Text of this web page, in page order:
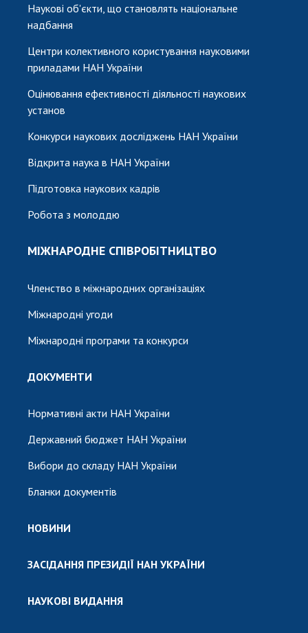
Наукові об'єкти, що становлять національне
надбання
Центри колективного користування науковими
приладами НАН України
Оцінювання ефективності діяльності наукових
установ
Конкурси наукових досліджень НАН України
Відкрита наука в НАН України
Підготовка наукових кадрів
Робота з молоддю
МІЖНАРОДНЕ СПІВРОБІТНИЦТВО
Членство в міжнародних організаціях
Міжнародні угоди
Міжнародні програми та конкурси
ДОКУМЕНТИ
Нормативні акти НАН України
Державний бюджет НАН України
Вибори до складу НАН України
Бланки документів
НОВИНИ
ЗАСІДАННЯ ПРЕЗИДІЇ НАН УКРАЇНИ
НАУКОВІ ВИДАННЯ